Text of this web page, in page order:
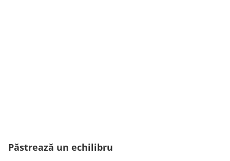
Păstrează un echilibru